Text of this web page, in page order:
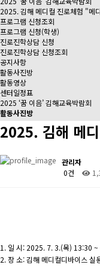
2025. 김해 메디컬 진로체험 "메
프로그램 신청조회
프로그램 신청(학생)
진로진학상담 신청
진로진학상담 신청조회
공지사항
활동사진방
활동영상
센터일정표
2025 ‘꿈 이음’ 김해교육박람회
활동사진방
2025. 김해 메
관리자
0건
1. 일 시: 2025. 7. 3.(목) 13:30
2. 장 소: 김해 메디컬디바이스 실